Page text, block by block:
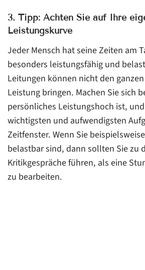
3. Tipp: Achten Sie auf Ihre
Leistungskurve
Jeder Mensch hat seine Zeiten am
besonders leistungsfähig und
Leitungen können nicht den
Leistung bringen. Machen Sie sich
persönliches Leistungshoch ist,
wichtigsten und aufwendigsten
Zeitfenster. Wenn Sie
belastbar sind, dann sollten Sie zu
Kritikgespräche führen, als eine
zu bearbeiten.